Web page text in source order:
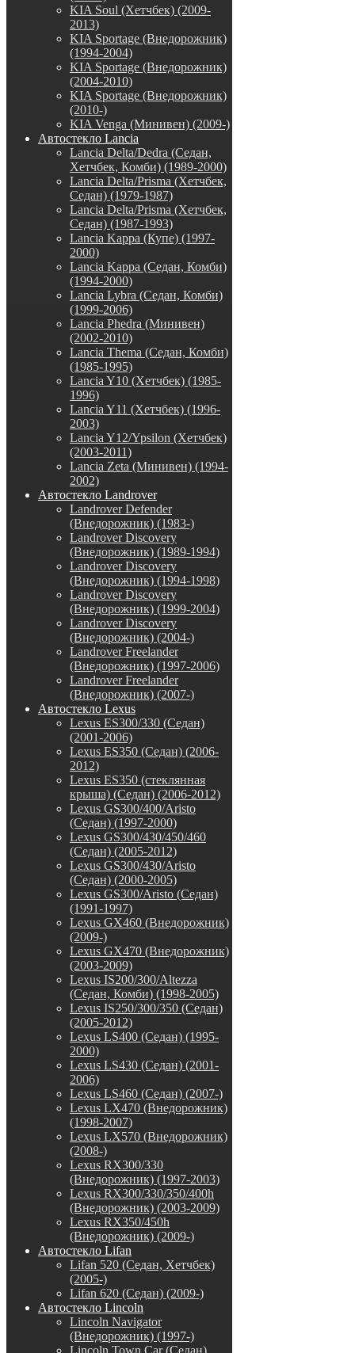
KIA Soul (Хетчбек) (2009-
2013)
KIA Sportage (Внедорожник)
(1994-2004)
KIA Sportage (Внедорожник)
(2004-2010)
KIA Sportage (Внедорожник)
(2010-)
KIA Venga (Минивен) (2009-)
Автостекло Lancia
Lancia Delta/Dedra (Седан,
Хетчбек, Комби) (1989-2000)
Lancia Delta/Prisma (Хетчбек,
Седан) (1979-1987)
Lancia Delta/Prisma (Хетчбек,
Седан) (1987-1993)
Lancia Kappa (Купе) (1997-
2000)
Lancia Kappa (Седан, Комби)
(1994-2000)
Lancia Lybra (Седан, Комби)
(1999-2006)
Lancia Phedra (Минивен)
(2002-2010)
Lancia Thema (Седан, Комби)
(1985-1995)
Lancia Y10 (Хетчбек) (1985-
1996)
Lancia Y11 (Хетчбек) (1996-
2003)
Lancia Y12/Ypsilon (Хетчбек)
(2003-2011)
Lancia Zeta (Минивен) (1994-
2002)
Автостекло Landrover
Landrover Defender
(Внедорожник) (1983-)
Landrover Discovery
(Внедорожник) (1989-1994)
Landrover Discovery
(Внедорожник) (1994-1998)
Landrover Discovery
(Внедорожник) (1999-2004)
Landrover Discovery
(Внедорожник) (2004-)
Landrover Freelander
(Внедорожник) (1997-2006)
Landrover Freelander
(Внедорожник) (2007-)
Автостекло Lexus
Lexus ES300/330 (Седан)
(2001-2006)
Lexus ES350 (Седан) (2006-
2012)
Lexus ES350 (стеклянная
крыша) (Седан) (2006-2012)
Lexus GS300/400/Aristo
(Седан) (1997-2000)
Lexus GS300/430/450/460
(Седан) (2005-2012)
Lexus GS300/430/Aristo
(Седан) (2000-2005)
Lexus GS300/Aristo (Седан)
(1991-1997)
Lexus GX460 (Внедорожник)
(2009-)
Lexus GX470 (Внедорожник)
(2003-2009)
Lexus IS200/300/Altezza
(Седан, Комби) (1998-2005)
Lexus IS250/300/350 (Седан)
(2005-2012)
Lexus LS400 (Седан) (1995-
2000)
Lexus LS430 (Седан) (2001-
2006)
Lexus LS460 (Седан) (2007-)
Lexus LX470 (Внедорожник)
(1998-2007)
Lexus LX570 (Внедорожник)
(2008-)
Lexus RX300/330
(Внедорожник) (1997-2003)
Lexus RX300/330/350/400h
(Внедорожник) (2003-2009)
Lexus RX350/450h
(Внедорожник) (2009-)
Автостекло Lifan
Lifan 520 (Седан, Хетчбек)
(2005-)
Lifan 620 (Седан) (2009-)
Автостекло Lincoln
Lincoln Navigator
(Внедорожник) (1997-)
Lincoln Town Car (Седан)